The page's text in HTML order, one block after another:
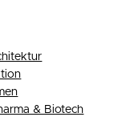
& Biotech